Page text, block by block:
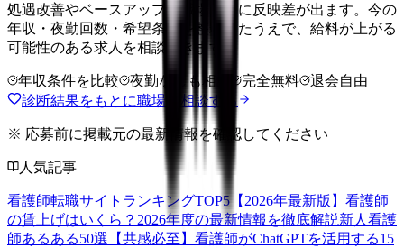
処遇改善やベースアップは職場ごとに反映差が出ます。今の
年収・夜勤回数・希望条件を整理したうえで、給料が上がる
可能性のある求人を相談できます。
年収条件を比較 夜勤なしも相談 完全無料
退会自由
診断結果をもとに職場を相談する
※ 応募前に掲載元の最新情報を確認してください
人気記事
看護師転職サイトランキングTOP5【2026年最新版】 看護師
の賃上げはいくら？2026年度の最新情報を徹底解説新人看護
師あるある50選【共感必至】 看護師がChatGPTを活用する15